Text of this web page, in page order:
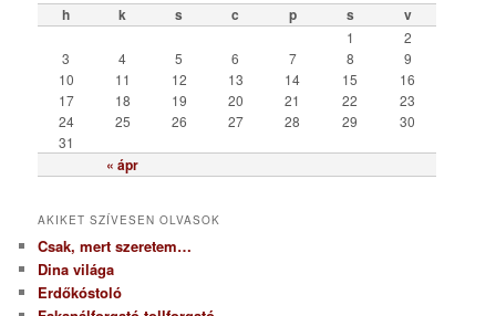
ó
r
h k s c p s v
« ápr
1
2
3
4 5 6 7 8
9
10
11 12 13 14 15
16
17
18 19 20 21 22
23
24
25 26 27 28 29
30
31
AKIKET SZÍVESEN OLVASOK
Csak, mert szeretem…
Dina világa
Erdőkóstoló